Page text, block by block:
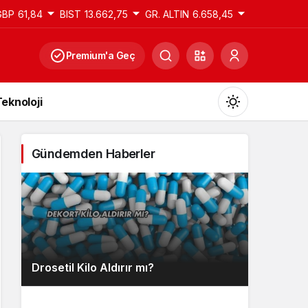
61,84 BIST 13.662,75 GR. ALTIN 6.658,45
Premium'a Geç
Gündüz Modu
Gündüz modunu seçin.
Gece Modu
Gündemden Haberler
Drosetil Kilo Aldırır mı?